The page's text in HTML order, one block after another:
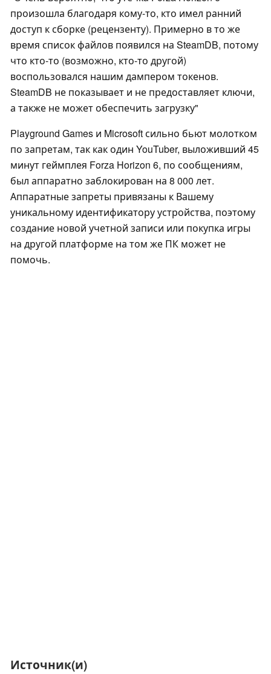
произошла благодаря кому-то, кто имел ранний
доступ к сборке (рецензенту). Примерно в то же
время список файлов появился на SteamDB, потому
что кто-то (возможно, кто-то другой)
воспользовался нашим дампером токенов.
SteamDB не показывает и не предоставляет ключи,
а также не может обеспечить загрузку"
Playground Games и Microsoft сильно бьют молотком
по запретам, так как один YouTuber, выложивший 45
минут геймплея Forza Horizon 6, по сообщениям,
был аппаратно заблокирован на 8 000 лет.
Аппаратные запреты привязаны к Вашему
уникальному идентификатору устройства, поэтому
создание новой учетной записи или покупка игры
на другой платформе на том же ПК может не
помочь.
Источник(и)